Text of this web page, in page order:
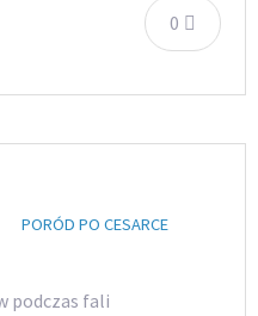
0
PORÓD PO CESARCE
podczas fali